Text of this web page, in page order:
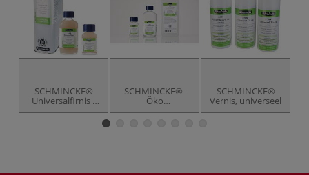
SCHMINCKE®
Universalfirnis -
universeel
SCHMINCKE®-
Öko
penselenreininger
SCHMINCKE®
Vernis, universeel